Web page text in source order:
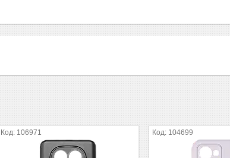
106971 104699